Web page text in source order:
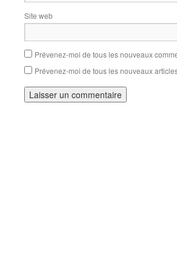
Site web
Prévenez-moi de tous les nouveaux
Prévenez-moi de tous les nouveaux